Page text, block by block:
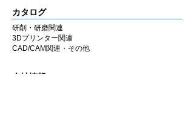
カタログ
研削・研磨関連
3Dプリンター関連
CAD/CAM関連・その他
会社情報